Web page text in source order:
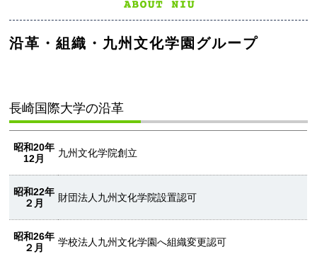
沿革・組織・九州文化学園グループ
長崎国際大学の沿革
昭和20年
12月
九州文化学院創立
昭和22年
２月
財団法人九州文化学院設置認可
昭和26年
２月
学校法人九州文化学園へ組織変更認可